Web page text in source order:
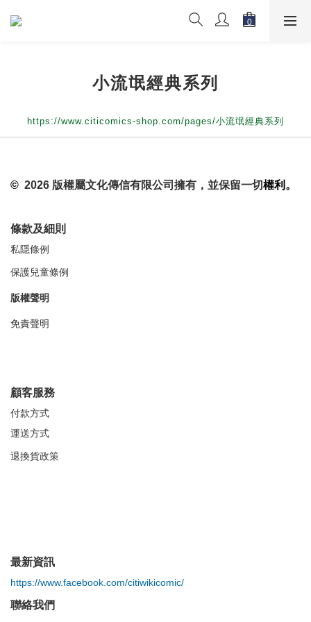
小流氓經典系列
https://www.citicomics-shop.com/pages/小流氓經典系列
© 2026 版權屬文化傳信有限公司擁有，並保留一切權利。
條款及細則
私隱條例
保護兒童條例
版權聲明
免責聲明
顧客服務
付款方式
運送方式
退換貨政策
最新資訊
https://www.facebook.com/citiwikicomic/
聯絡我們